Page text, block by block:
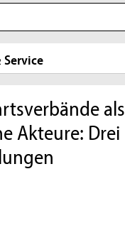
als
Akteure: Drei